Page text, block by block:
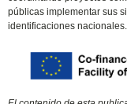
públicas implementar sus
identificaciones nacionales.